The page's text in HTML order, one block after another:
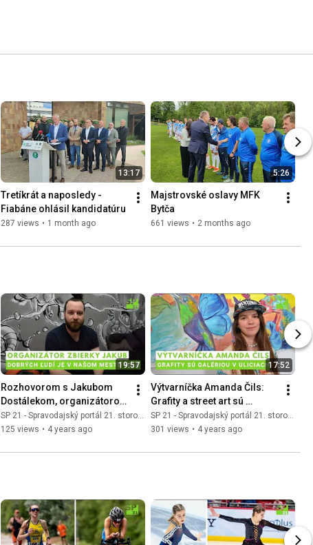
13:17
Tretíkrát a naposledy -
Fiabáne ohlásil kandidatúru
287 views • 1 month ago
5:26
Majstrovské oslavy MFK
Bytča
661 views • 2 months ago
19:57
Rozhovorom s Jakubom
Dostálekom, organizátorom
žilinskej humanitárnej
zbierky pred Metrom
SP 21 - Spravodajský portál 21. storočia
125 views • 4 years ago
17:52
Výtvarníčka Amanda Čils:
Grafity a street art sú
galériou v uliciach
SP 21 - Spravodajský portál 21. storočia
301 views • 4 years ago